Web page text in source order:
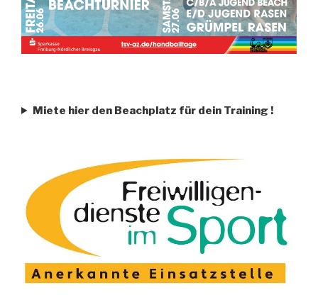
Miete hier den Beachplatz für dein Training !